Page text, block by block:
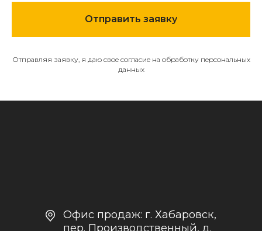
Отправить заявку
Отправляя заявку, я даю свое согласие на обработку персональных
данных
О компании
Контакты и реквизиты
Политика